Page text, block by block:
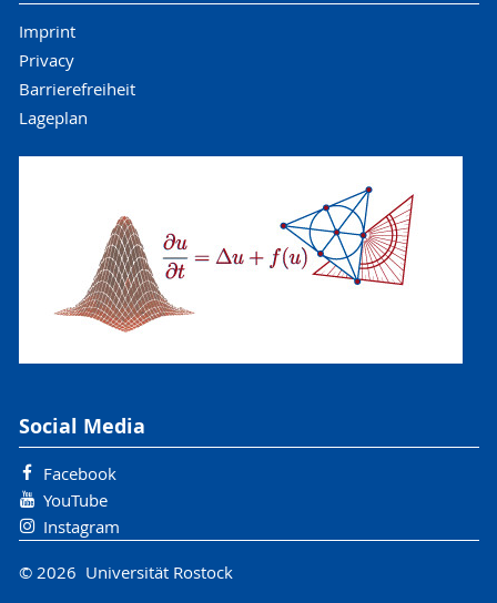
Imprint
Privacy
Barrierefreiheit
Lageplan
Social Media
Facebook
YouTube
Instagram
© 2026 Universität Rostock